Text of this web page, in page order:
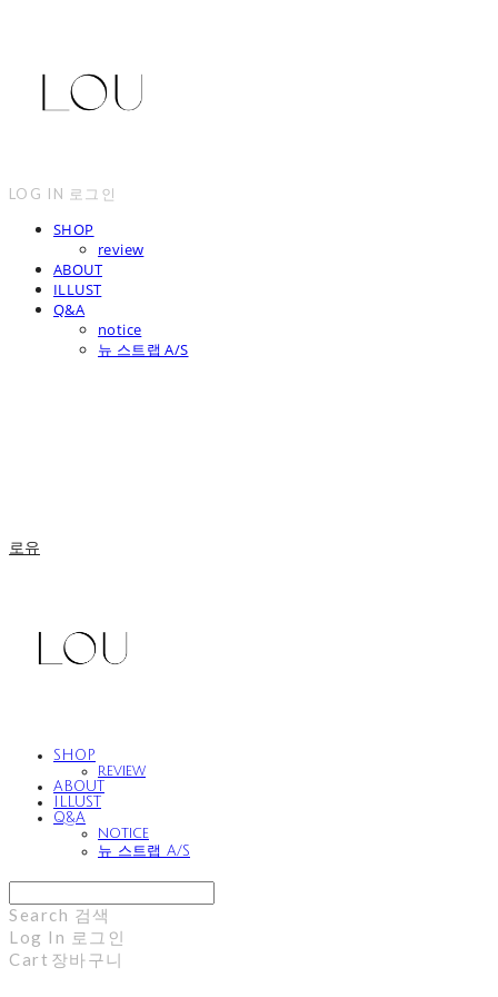
LOG IN 로그인
SHOP
review
ABOUT
ILLUST
Q&A
notice
뉴 스트랩 A/S
로유
SHOP
review
ABOUT
ILLUST
Q&A
notice
뉴 스트랩 A/S
Search 검색
Log In 로그인
Cart 장바구니